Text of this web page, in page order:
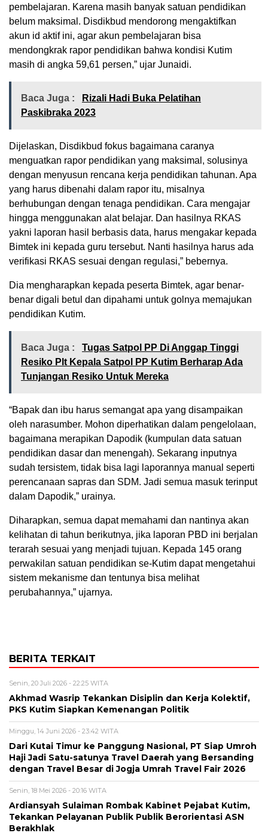
pembelajaran. Karena masih banyak satuan pendidikan
belum maksimal. Disdikbud mendorong mengaktifkan
akun id aktif ini, agar akun pembelajaran bisa
mendongkrak rapor pendidikan bahwa kondisi Kutim
masih di angka 59,61 persen,” ujar Junaidi.
Baca Juga :
Rizali Hadi Buka Pelatihan
Paskibraka 2023
Dijelaskan, Disdikbud fokus bagaimana caranya
menguatkan rapor pendidikan yang maksimal, solusinya
dengan menyusun rencana kerja pendidikan tahunan. Apa
yang harus dibenahi dalam rapor itu, misalnya
berhubungan dengan tenaga pendidikan. Cara mengajar
hingga menggunakan alat belajar. Dan hasilnya RKAS
yakni laporan hasil berbasis data, harus mengakar kepada
Bimtek ini kepada guru tersebut. Nanti hasilnya harus ada
verifikasi RKAS sesuai dengan regulasi,” bebernya.
Dia mengharapkan kepada peserta Bimtek, agar benar-
benar digali betul dan dipahami untuk golnya memajukan
pendidikan Kutim.
Baca Juga :
Tugas Satpol PP Di Anggap Tinggi
Resiko Plt Kepala Satpol PP Kutim Berharap Ada
Tunjangan Resiko Untuk Mereka
“Bapak dan ibu harus semangat apa yang disampaikan
oleh narasumber. Mohon diperhatikan dalam pengelolaan,
bagaimana merapikan Dapodik (kumpulan data satuan
pendidikan dasar dan menengah). Sekarang inputnya
sudah tersistem, tidak bisa lagi laporannya manual seperti
perencanaan sapras dan SDM. Jadi semua masuk terinput
dalam Dapodik,” urainya.
Diharapkan, semua dapat memahami dan nantinya akan
kelihatan di tahun berikutnya, jika laporan PBD ini berjalan
terarah sesuai yang menjadi tujuan. Kepada 145 orang
perwakilan satuan pendidikan se-Kutim dapat mengetahui
sistem mekanisme dan tentunya bisa melihat
perubahannya,” ujarnya.
BERITA TERKAIT
Senin, 20 Juli 2026 - 22:25 WITA
Akhmad Wasrip Tekankan Disiplin dan Kerja Kolektif,
PKS Kutim Siapkan Kemenangan Politik
Minggu, 14 Juni 2026 - 23:42 WITA
Dari Kutai Timur ke Panggung Nasional, PT Siap Umroh
Haji Jadi Satu-satunya Travel Daerah yang Bersanding
dengan Travel Besar di Jogja Umrah Travel Fair 2026
Senin, 18 Mei 2026 - 20:16 WITA
Ardiansyah Sulaiman Rombak Kabinet Pejabat Kutim,
Tekankan Pelayanan Publik Publik Berorientasi ASN
Berakhlak